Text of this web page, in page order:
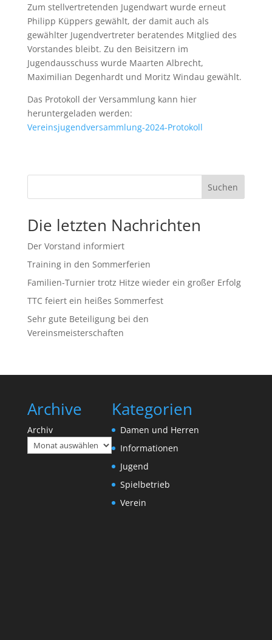
Zum stellvertretenden Jugendwart wurde erneut
Philipp Küppers gewählt, der damit auch als
gewählter Jugendvertreter beratendes Mitglied des
Vorstandes bleibt. Zu den Beisitzern im
Jugendausschuss wurde Maarten Albrecht,
Maximilian Degenhardt und Moritz Windau gewählt.
Das Protokoll der Versammlung kann hier
heruntergeladen werden:
Vereinsjugendversammlung-2024-Protokoll
Suchen
Die letzten Nachrichten
Der Vorstand informiert
Training in den Sommerferien
Familien-Turnier trotz Hitze wieder ein großer Erfolg
TTC feiert ein heißes Sommerfest
Sehr gute Beteiligung bei den
Vereinsmeisterschaften
Archive
Archiv
Kategorien
Damen und Herren
Informationen
Jugend
Spielbetrieb
Verein